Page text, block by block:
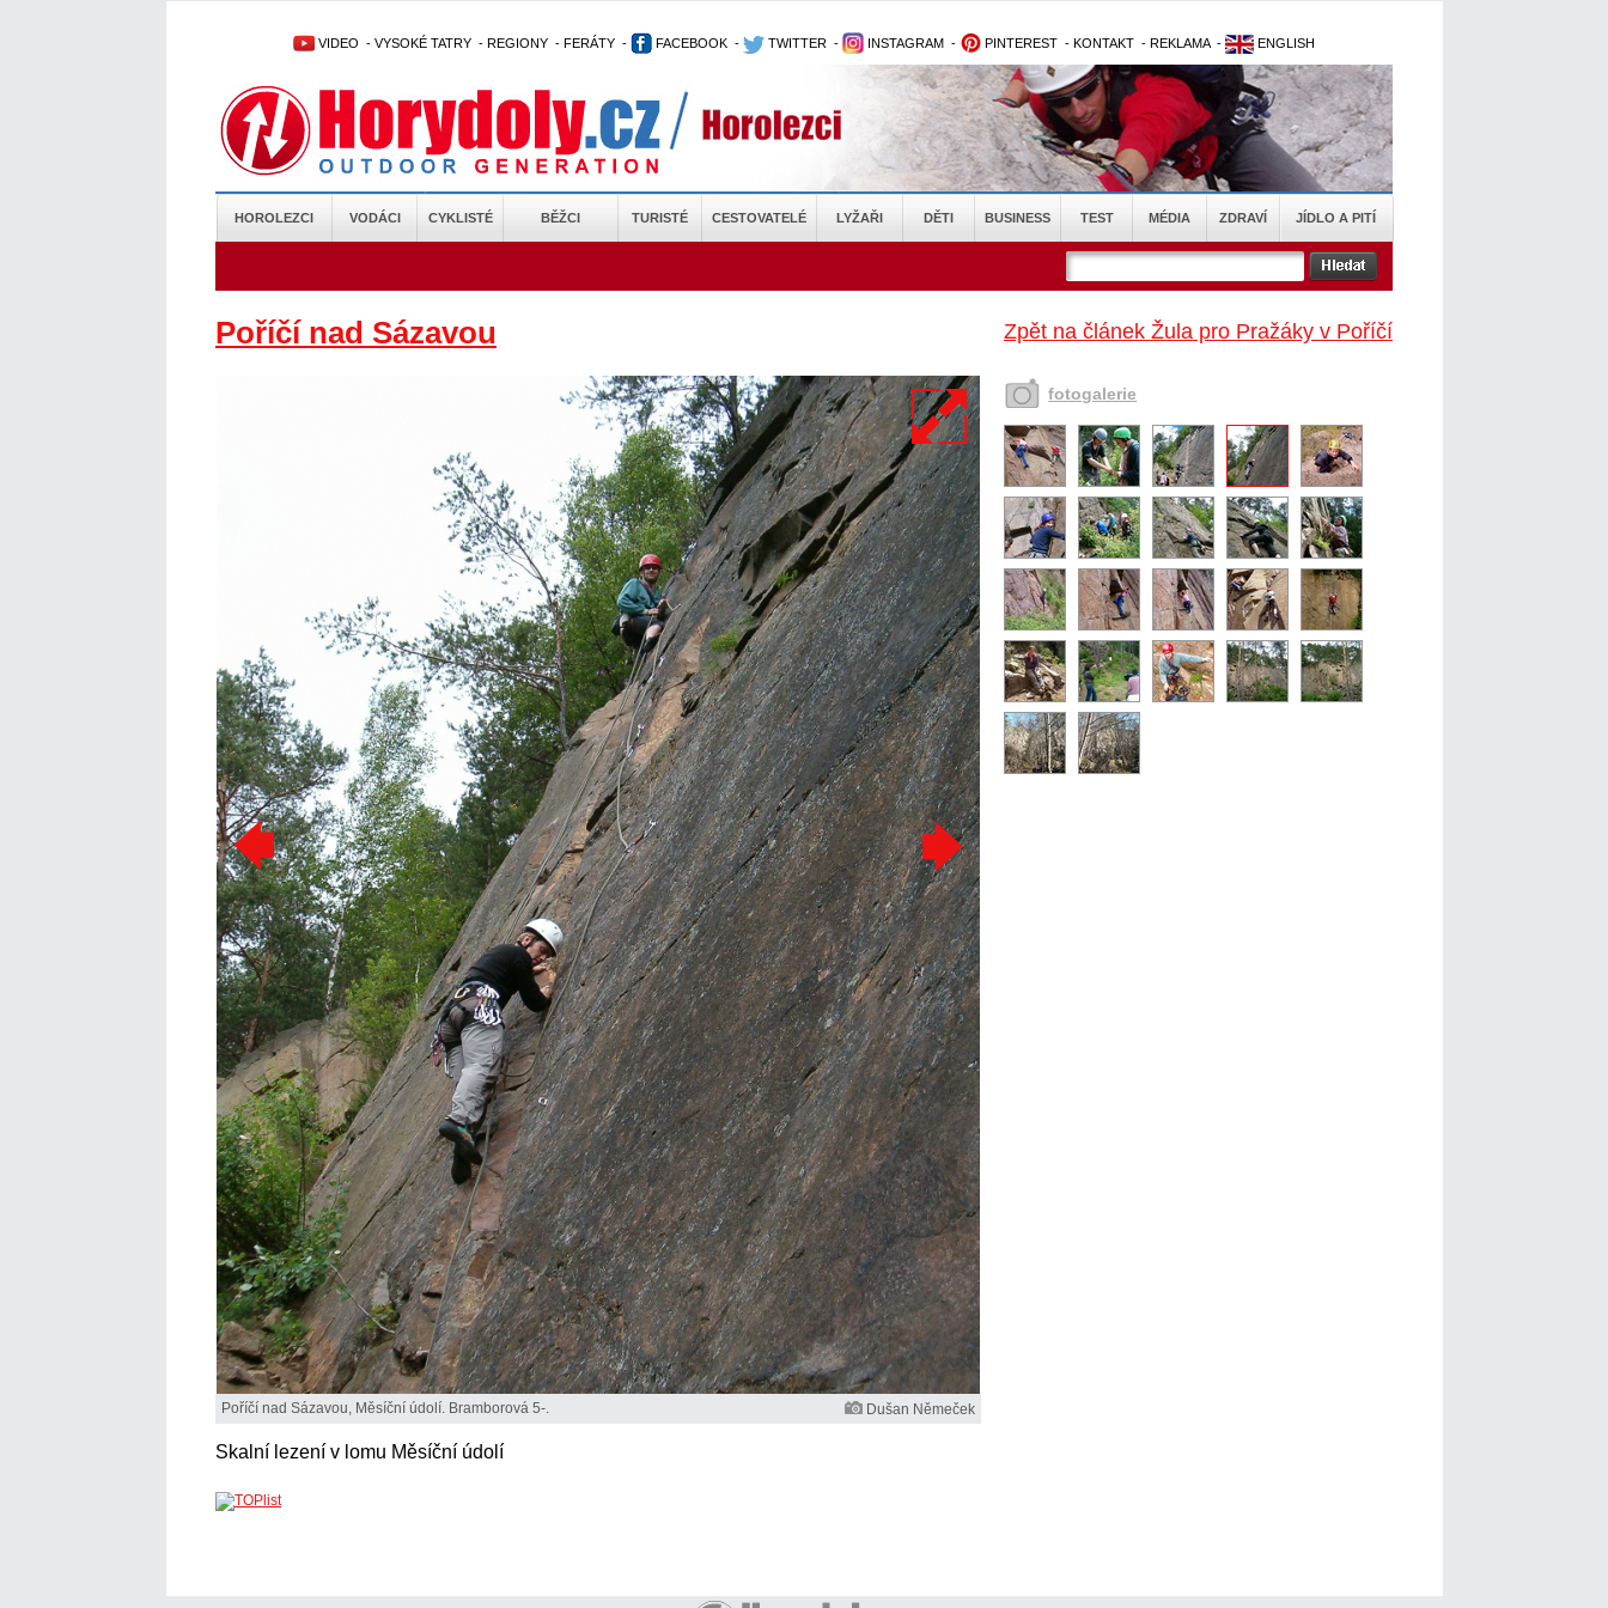
VIDEO - VYSOKÉ TATRY - REGIONY - FERÁTY - FACEBOOK - TWITTER - INSTAGRAM - PINTEREST - KONTAKT - REKLAMA - ENGLISH
HOROLEZCI VODÁCI CYKLISTÉ BĚŽCI TURISTÉ CESTOVATELÉ LYŽAŘI DĚTI BUSINESS TEST MÉDIA ZDRAVÍ JÍDLO A PITÍ
Zpět na článek Žula pro Pražáky v Poříčí
Poříčí nad Sázavou
Poříčí nad Sázavou, Měsíční údolí. Bramborová 5-. Dušan Němeček
Skalní lezení v lomu Měsíční údolí
fotogalerie